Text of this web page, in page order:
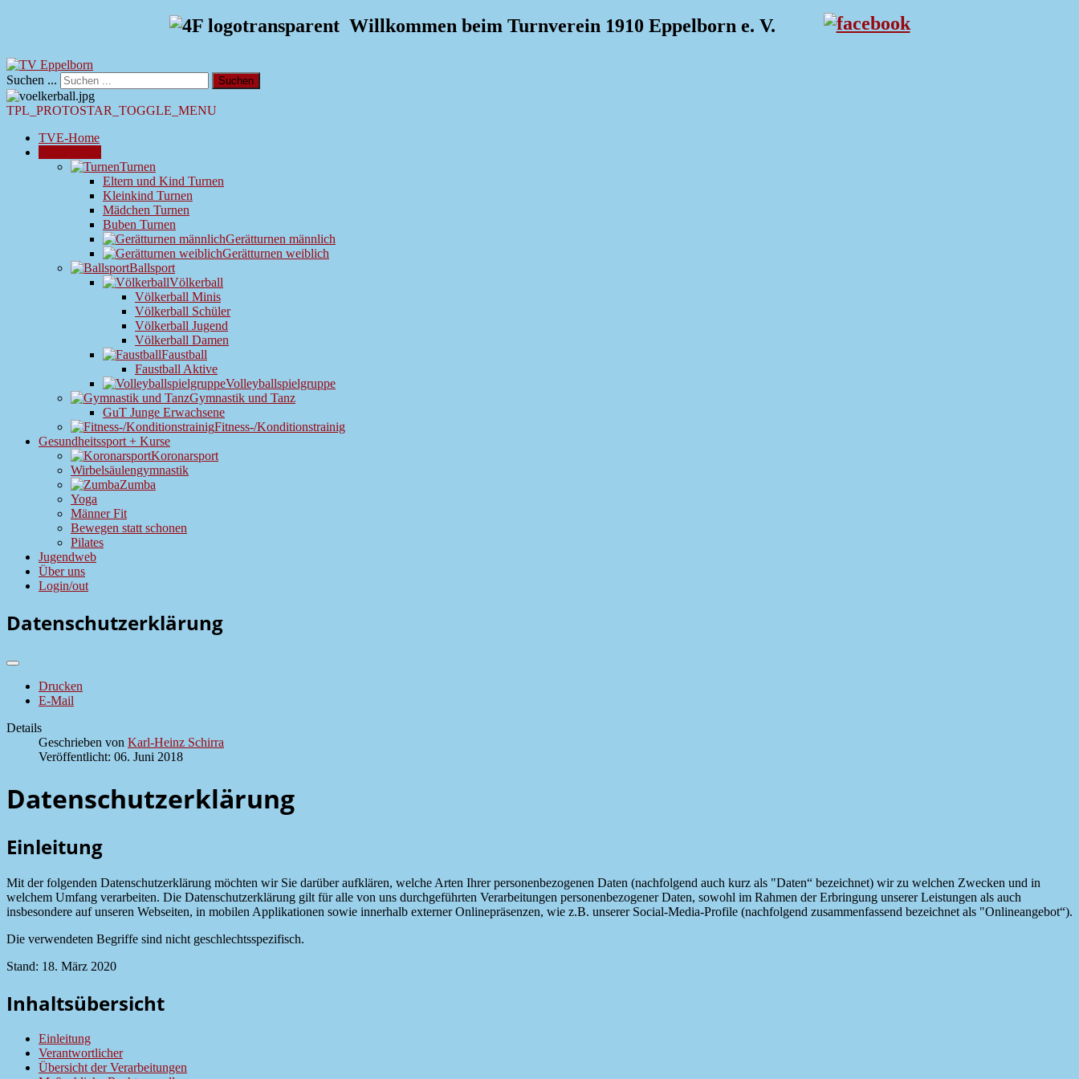
Willkommen beim Turnverein 1910 Eppelborn e. V.
Suchen ... Suchen
TPL_PROTOSTAR_TOGGLE_MENU
TVE-Home
Turnen
Eltern und Kind Turnen
Kleinkind Turnen
Mädchen Turnen
Buben Turnen
Gerätturnen männlich
Gerätturnen weiblich
Ballsport
Völkerball
Völkerball Minis
Völkerball Schüler
Völkerball Jugend
Völkerball Damen
Faustball
Faustball Aktive
Volleyballspielgruppe
Gymnastik und Tanz
GuT Junge Erwachsene
Fitness-/Konditionstrainig
Gesundheitssport + Kurse
Koronarsport
Wirbelsäulengymnastik
Zumba
Yoga
Männer Fit
Bewegen statt schonen
Pilates
Jugendweb
Über uns
Login/out
Datenschutzerklärung
Drucken
E-Mail
Details
Geschrieben von Karl-Heinz Schirra
Veröffentlicht: 06. Juni 2018
Datenschutzerklärung
Einleitung
Mit der folgenden Datenschutzerklärung möchten wir Sie darüber aufklären, welche Arten Ihrer personenbezogenen Daten (nachfolgend auch kurz als "Daten“ bezeichnet) wir zu welchen Zwecken und in
welchem Umfang verarbeiten. Die Datenschutzerklärung gilt für alle von uns durchgeführten Verarbeitungen personenbezogener Daten, sowohl im Rahmen der Erbringung unserer Leistungen als auch
insbesondere auf unseren Webseiten, in mobilen Applikationen sowie innerhalb externer Onlinepräsenzen, wie z.B. unserer Social-Media-Profile (nachfolgend zusammenfassend bezeichnet als "Onlineangebot“).
Die verwendeten Begriffe sind nicht geschlechtsspezifisch.
Stand: 18. März 2020
Inhaltsübersicht
Einleitung
Verantwortlicher
Übersicht der Verarbeitungen